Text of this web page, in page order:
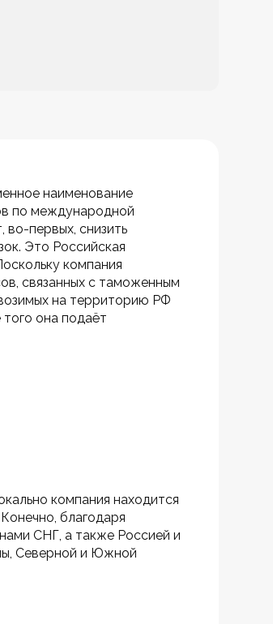
наименование
по международной
во-первых, снизить
Это Российская
компания
связанных с таможенным
на территорию РФ
она подаёт
компания находится
благодаря
СНГ, а также Россией и
Северной и Южной